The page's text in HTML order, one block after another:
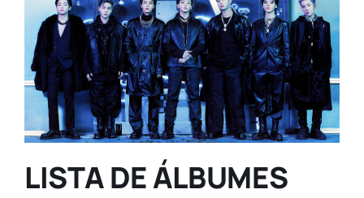
LISTA DE ÁLBUMES